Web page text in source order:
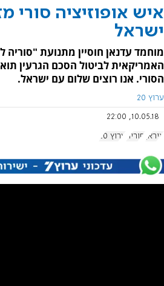
איש אופוזיציה סורי
ישראל
מוחמד עדנאן חוסיין מתנועת
האמריקאית לביטול הסכם הגרעין
הסורי. אנו רוצים שלום עם ישראל.
ערוץ 20
10.05.18, 22:00
איראן סוריה ערוץ 20